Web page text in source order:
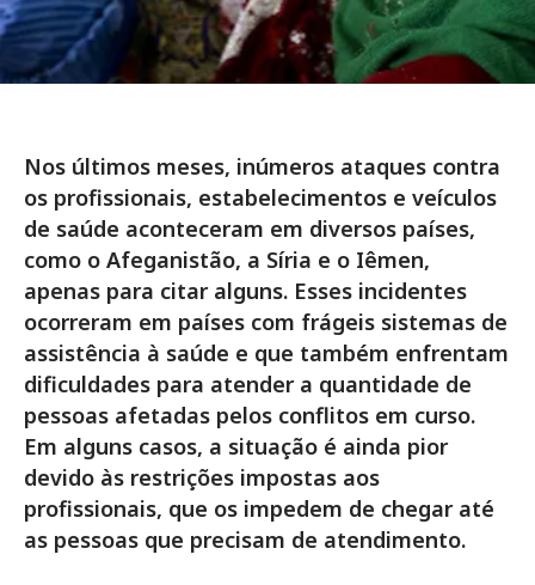
Nos últimos meses, inúmeros ataques contra
os profissionais, estabelecimentos e veículos
de saúde aconteceram em diversos países,
como o Afeganistão, a Síria e o Iêmen,
apenas para citar alguns. Esses incidentes
ocorreram em países com frágeis sistemas de
assistência à saúde e que também enfrentam
dificuldades para atender a quantidade de
pessoas afetadas pelos conflitos em curso.
Em alguns casos, a situação é ainda pior
devido às restrições impostas aos
profissionais, que os impedem de chegar até
as pessoas que precisam de atendimento.